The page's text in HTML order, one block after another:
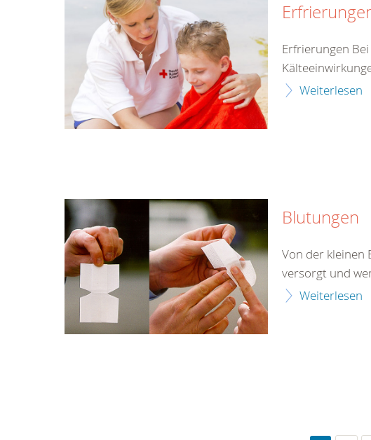
Erfrierungen
Weiterlesen
Blutungen
Von der kleinen
versorgt und
Weiterlesen